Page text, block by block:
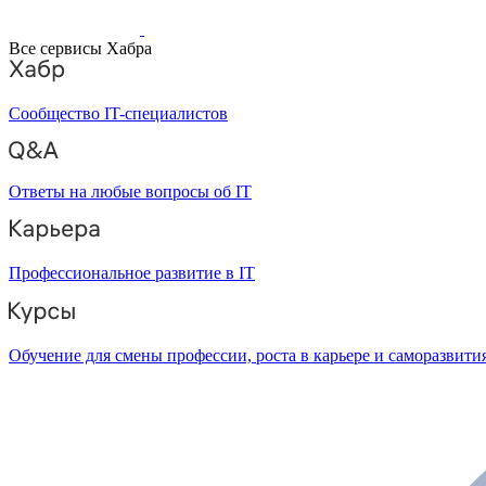
Все сервисы Хабра
Сообщество IT-специалистов
Ответы на любые вопросы об IT
Профессиональное развитие в IT
Обучение для смены профессии, роста в карьере и